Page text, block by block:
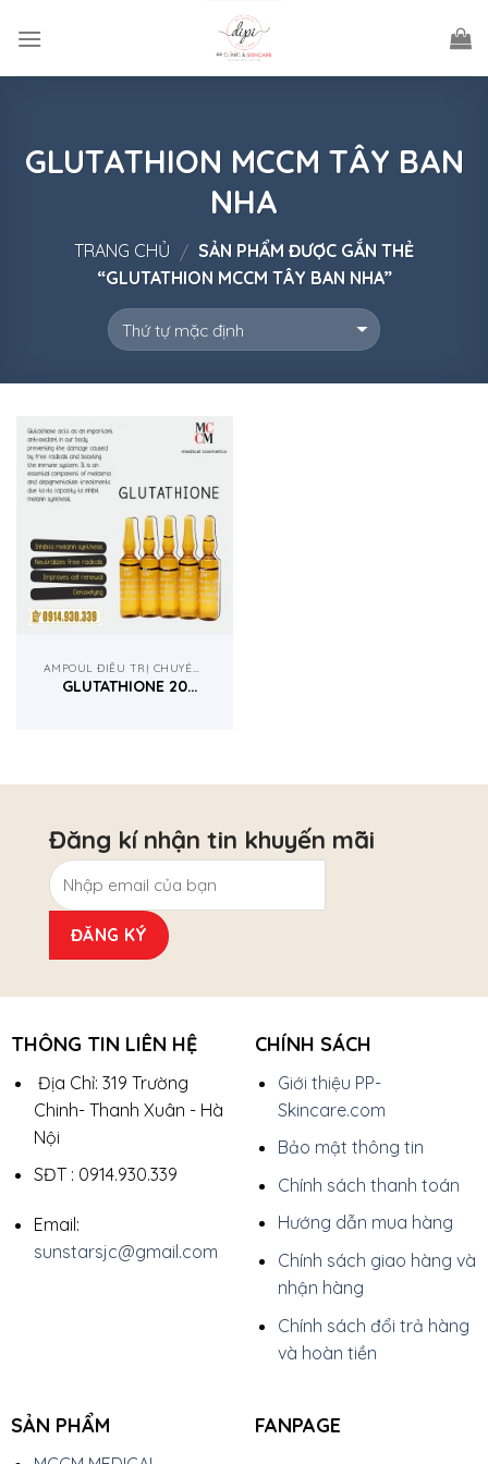
GLUTATHION MCCM TÂY BAN
NHA
TRANG CHỦ / SẢN PHẨM ĐƯỢC GẮN THẺ
“GLUTATHION MCCM TÂY BAN NHA”
AMPOUL ĐIỀU TRỊ CHUYÊN NGHIỆP
GLUTATHIONE 20
Đăng kí nhận tin khuyến mãi
THÔNG TIN LIÊN HỆ
Địa Chỉ: 319 Trường
Chinh- Thanh Xuân - Hà
Nội
SĐT : 0914.930.339
Email:
sunstarsjc@gmail.com
CHÍNH SÁCH
Giới thiệu PP-
Skincare.com
Bảo mật thông tin
Chính sách thanh toán
Hướng dẫn mua hàng
Chính sách giao hàng và
nhận hàng
Chính sách đổi trả hàng
và hoàn tiền
SẢN PHẨM FANPAGE